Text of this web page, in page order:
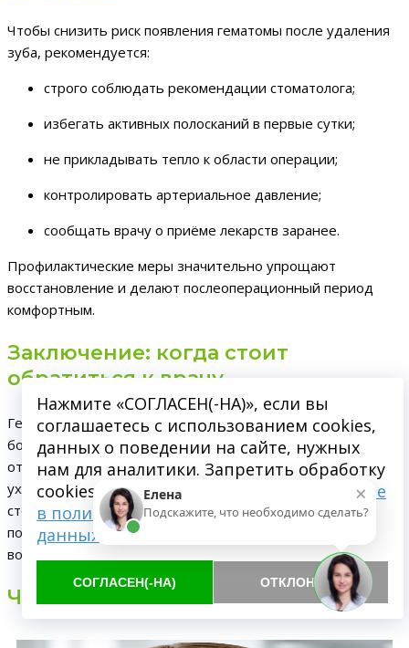
Чтобы снизить риск появления гематомы после удаления
зуба, рекомендуется:
строго соблюдать рекомендации стоматолога;
избегать активных полосканий в первые сутки;
не прикладывать тепло к области операции;
контролировать артериальное давление;
сообщать врачу о приёме лекарств заранее.
Профилактические меры значительно упрощают
восстановление и делают послеоперационный период
комфортным.
Заключение: когда стоит
обратиться к врачу
Гематома послеудаления зуба— частое и в
большинстве случаев безопасное состояние. Однако если
отёк увеличивается, появляется сильная боль или
ухудшается самочувствие, необходимо обратиться к
стоматологу. Своевременная помощь специалистов
позволяет избежать осложнений и ускорить
восстановление.
Читайте также
Нажмите «СОГЛАСЕН(-НА)», если вы
соглашаетесь с использованием cookies,
данных о поведении на сайте, нужных
нам для аналитики. Запретить обработку
cookies можете через браузер.
Подробнее
в политике обработки персональных
данных
СОГЛАСЕН(-НА) ОТКЛОНИТЬ
×
Елена
Подскажите, что необходимо сделать?